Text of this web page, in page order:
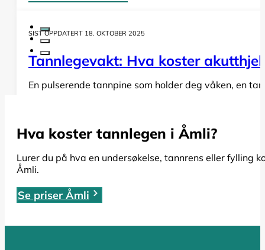
SIST OPPDATERT 18. OKTOBER 2025
Tannlegevakt: Hva koster
En pulserende tannpine som holder deg våken, en
SIST OPPDATERT 19. OKTOBER 2025
Har du fått beskjed om at du trenger en rotfylling,
Hva koster tannlegen i Åmli?
Lurer du på hva en undersøkelse, tannrens eller fylling
Åmli.
Se priser Åmli